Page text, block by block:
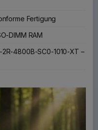
Fertigung
DIMM RAM
4800B-SC0-1010-XT –